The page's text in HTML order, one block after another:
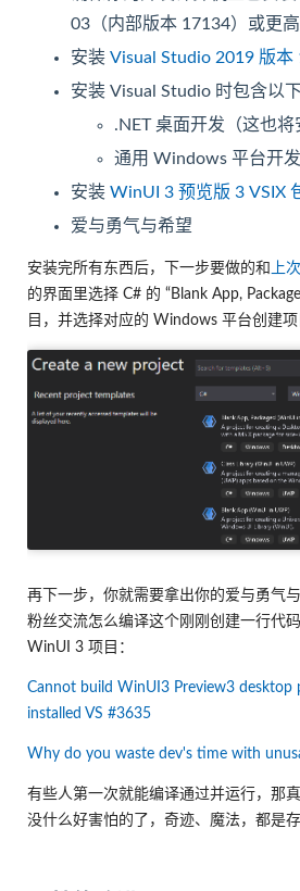
03（内部版本 17134）或更高
安装 Visual Studio 2019 版本
安装 Visual Studio 时包含以
.NET 桌面开发（这也将
通用 Windows 平台开发
安装 WinUI 3 预览版 3 VSIX
爱与勇气与希望
安装完所有东西后，下一步要做的和 上次
的界面里选择 C# 的 “Blank App,
目，并选择对应的 Windows 平台创建项
再下一步，你就需要拿出你的爱与勇气
粉丝交流怎么编译这个刚刚创建一行代
WinUI 3 项目：
Cannot build WinUI3 Preview3 desktop
installed VS #3635
Why do you waste dev's time with
有些人第一次就能编译通过并运行，那
没什么好害怕的了，奇迹、魔法，都是存